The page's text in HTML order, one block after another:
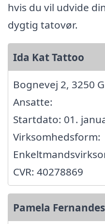
hvis du vil udvide
dygtig tatovør.
Ida Kat Tattoo
Bognevej 2, 3250
Ansatte:
Startdato: 01.
Virksomhedsform:
CVR: 40278869
Pamela